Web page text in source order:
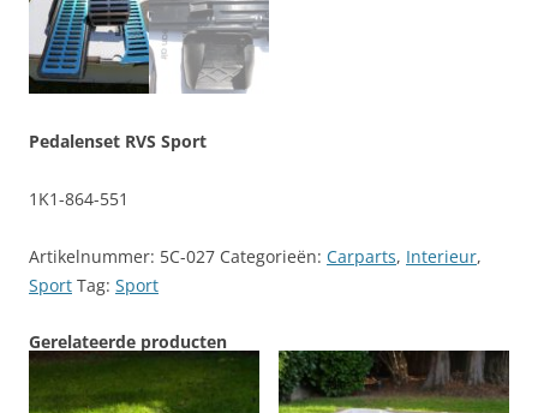
Pedalenset RVS Sport
1K1-864-551
Artikelnummer: 5C-027 Categorieën: Carparts, Interieur,
Sport Tag: Sport
Gerelateerde producten